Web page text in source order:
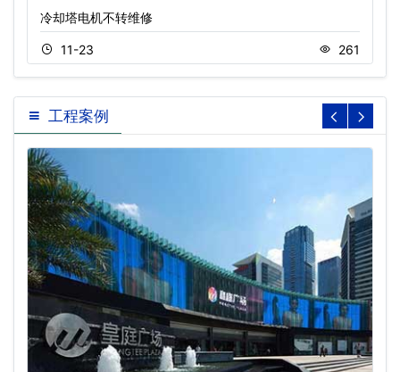
冷却塔电机不转维修
11-23 261
工程案例